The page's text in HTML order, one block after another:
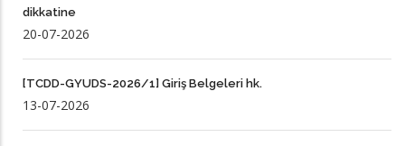
dikkatine
20-07-2026
[TCDD-GYUDS-2026/1] Giriş Belgeleri hk.
13-07-2026